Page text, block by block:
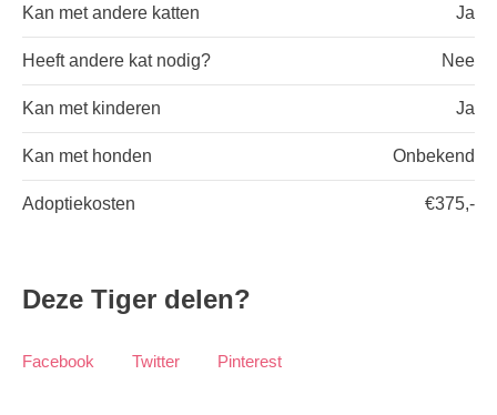
Kan met andere katten Ja
Heeft andere kat nodig? Nee
Kan met kinderen Ja
Kan met honden Onbekend
Adoptiekosten €375,-
Deze Tiger delen?
Facebook Twitter Pinterest